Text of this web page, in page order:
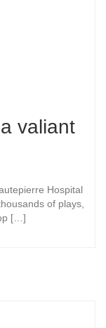
valiant
Hospital
of plays,
[…]